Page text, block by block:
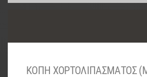
ΚΟΠΉ ΧΟΡΤΟΛΙΠΆΣΜΑΤΟΣ